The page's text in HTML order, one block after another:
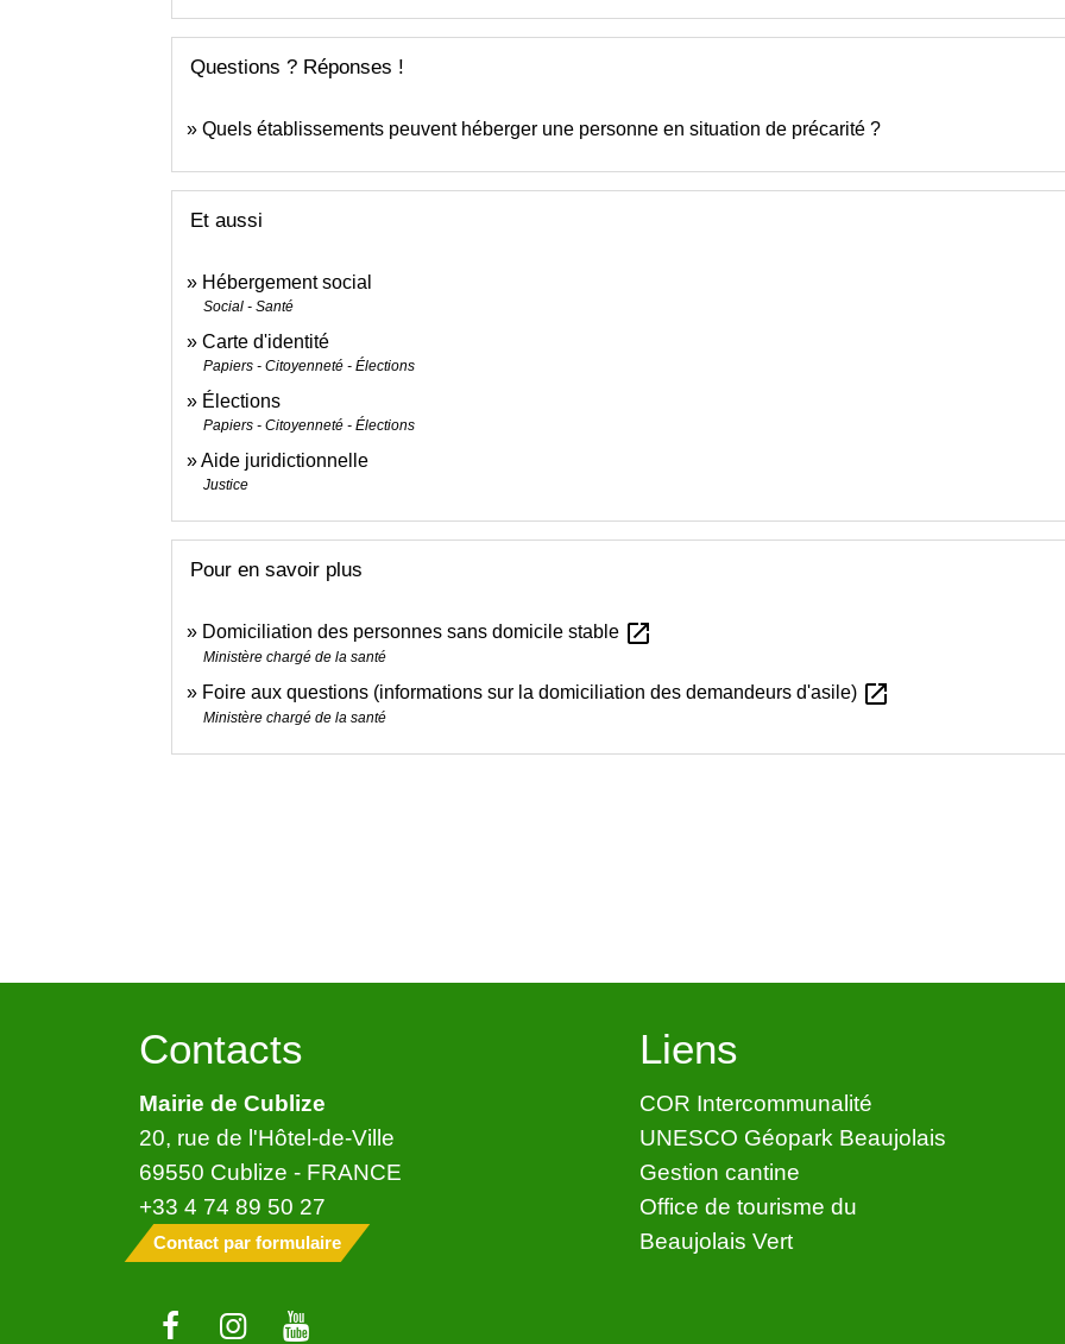
Questions ? Réponses !
Quels établissements peuvent héberger une personne en situation de précarité ?
Et aussi
Hébergement social
Social - Santé
Carte d'identité
Papiers - Citoyenneté - Élections
Élections
Papiers - Citoyenneté - Élections
Aide juridictionnelle
Justice
Pour en savoir plus
Domiciliation des personnes sans domicile stable open_in_new
Ministère chargé de la santé
Foire aux questions (informations sur la domiciliation des demandeurs d'asile) open_in_new
Ministère chargé de la santé
Contacts
Mairie de Cublize
20, rue de l'Hôtel-de-Ville
69550 Cublize - FRANCE
+33 4 74 89 50 27
Contact par formulaire
Liens
COR Intercommunalité
UNESCO Géopark Beaujolais
Gestion cantine
Office de tourisme du
Beaujolais Vert